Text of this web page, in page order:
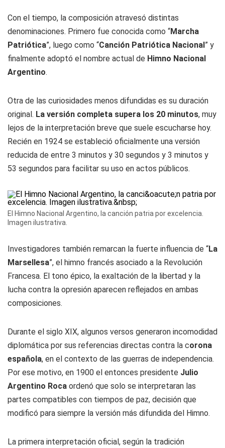
Con el tiempo, la composición atravesó distintas
denominaciones. Primero fue conocida como “Marcha
Patriótica”, luego como “Canción Patriótica Nacional” y
finalmente adoptó el nombre actual de Himno Nacional
Argentino.
Otra de las curiosidades menos difundidas es su duración
original. La versión completa supera los 20 minutos, muy
lejos de la interpretación breve que suele escucharse hoy.
Recién en 1924 se estableció oficialmente una versión
reducida de entre 3 minutos y 30 segundos y 3 minutos y
53 segundos para facilitar su uso en actos públicos.
El Himno Nacional Argentino, la canción patria por excelencia.
Imagen ilustrativa.
Investigadores también remarcan la fuerte influencia de “La
Marsellesa”, el himno francés asociado a la Revolución
Francesa. El tono épico, la exaltación de la libertad y la
lucha contra la opresión aparecen reflejados en ambas
composiciones.
Durante el siglo XIX, algunos versos generaron incomodidad
diplomática por sus referencias directas contra la corona
española, en el contexto de las guerras de independencia.
Por ese motivo, en 1900 el entonces presidente Julio
Argentino Roca ordenó que solo se interpretaran las
partes compatibles con tiempos de paz, decisión que
modificó para siempre la versión más difundida del Himno.
La primera interpretación oficial, según la tradición